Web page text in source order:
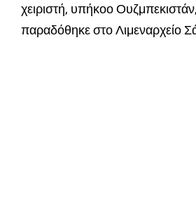
χειριστή, υπήκοο
παραδόθηκε στο Λιμεναρχείο